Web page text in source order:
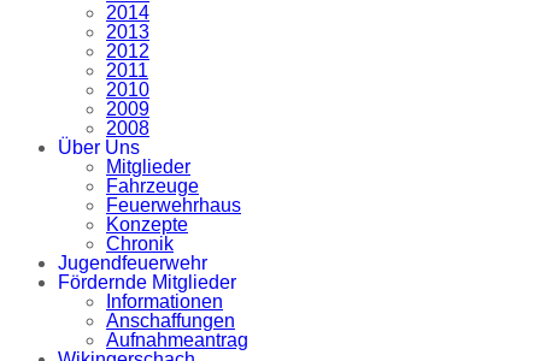
2014
2013
2012
2011
2010
2009
2008
Über Uns
Mitglieder
Fahrzeuge
Feuerwehrhaus
Konzepte
Chronik
Jugendfeuerwehr
Fördernde Mitglieder
Informationen
Anschaffungen
Aufnahmeantrag